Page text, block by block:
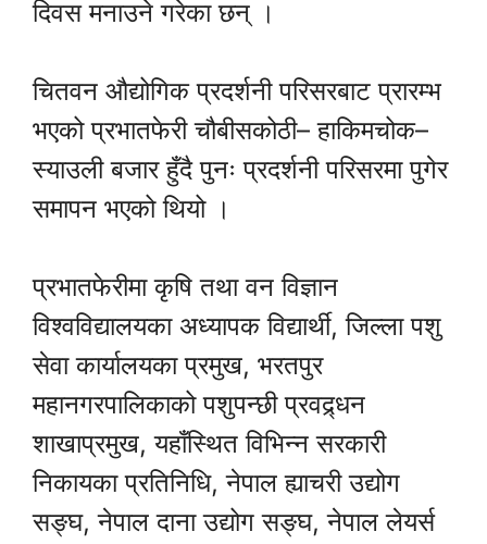
दिवस मनाउने गरेका छन् ।
चितवन औद्योगिक प्रदर्शनी परिसरबाट प्रारम्भ
भएको प्रभातफेरी चौबीसकोठी– हाकिमचोक–
स्याउली बजार हुँदै पुनः प्रदर्शनी परिसरमा पुगेर
समापन भएको थियो ।
प्रभातफेरीमा कृषि तथा वन विज्ञान
विश्वविद्यालयका अध्यापक विद्यार्थी, जिल्ला पशु
सेवा कार्यालयका प्रमुख, भरतपुर
महानगरपालिकाको पशुपन्छी प्रवद्र्धन
शाखाप्रमुख, यहाँस्थित विभिन्न सरकारी
निकायका प्रतिनिधि, नेपाल ह्याचरी उद्योग
सङ्घ, नेपाल दाना उद्योग सङ्घ, नेपाल लेयर्स